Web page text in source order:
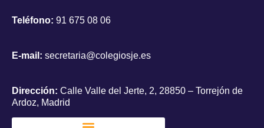
Teléfono: 91 675 08 06
E-mail: secretaria@colegiosje.es
Dirección: Calle Valle del Jerte, 2, 28850 – Torrejón de
Ardoz, Madrid